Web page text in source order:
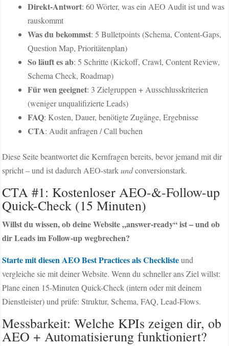
Direkt-Antwort: 60 Wörter, was ein AEO Audit ist und was
rauskommt
Was du bekommst: 5 Bulletpoints (Schema, Content-Gaps,
Question Map, Prioritätenplan)
So läuft es ab: 5 Schritte (Kickoff, Crawl, Content Review,
Schema Check, Roadmap)
Für wen geeignet: 3 Zielgruppen + Ausschlusskriterien
(weniger unqualifizierte Leads)
FAQ: Kosten, Dauer, benötigte Zugänge, Ergebnisse
CTA: Audit anfragen / Call buchen
Diese Seite beantwortet die Kernfragen bereits, bevor jemand mit dir
spricht – und ist dadurch AEO-starkundconversionstark.
CTA #1: Kostenloser AEO-&-Follow-up
Quick-Check (15 Minuten)
Willst du wissen, ob deine Website „answer-ready“ ist – und ob
dir Leads im Follow-up wegbrechen?
Starte mit diesen AEO Best Practices als Checklisteund
vergleiche sie mit deiner Website. Wenn du schneller ans Ziel willst:
Plane einen 15-Minuten Quick-Check (intern oder mit deinem
Dienstleister) und prüfe: Struktur, Schema, FAQ, Lead-Flows.
Messbarkeit: Welche KPIs zeigen dir, ob
AEO + Automatisierung funktioniert?